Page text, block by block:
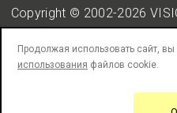
Copyright © 2002-2026
Продолжая использовать сайт,
использования файлов cookie.